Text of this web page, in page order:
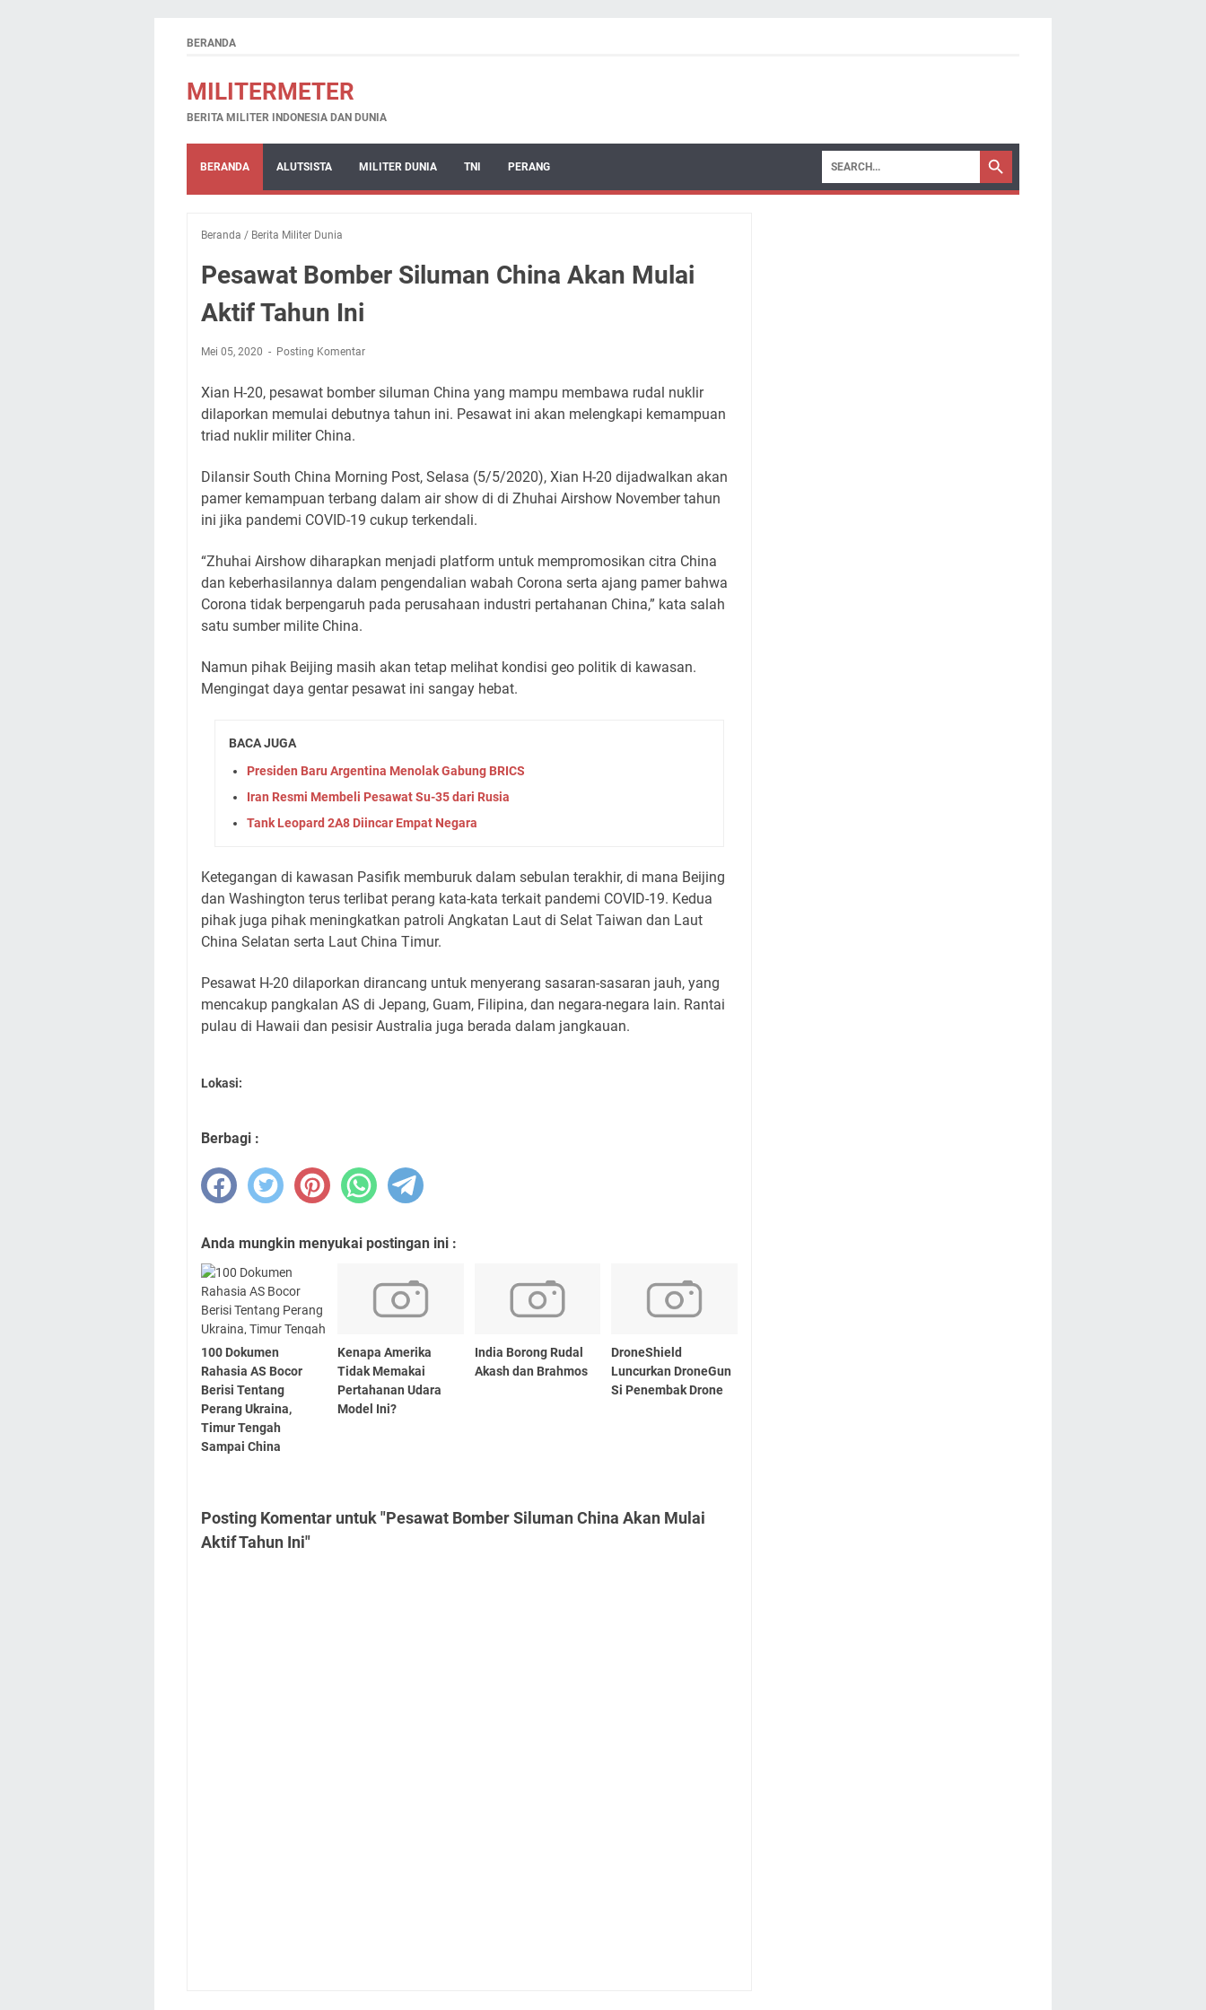
BERANDA
MILITERMETER
BERITA MILITER INDONESIA DAN DUNIA
BERANDA ALUTSISTA MILITER DUNIA TNI PERANG
Beranda / Berita Militer Dunia
Pesawat Bomber Siluman China Akan Mulai
Aktif Tahun Ini
Mei 05, 2020 Posting Komentar
Xian H-20, pesawat bomber siluman China yang mampu membawa rudal nuklir
dilaporkan memulai debutnya tahun ini. Pesawat ini akan melengkapi kemampuan
triad nuklir militer China.
Dilansir South China Morning Post, Selasa (5/5/2020), Xian H-20 dijadwalkan akan
pamer kemampuan terbang dalam air show di di Zhuhai Airshow November tahun
ini jika pandemi COVID-19 cukup terkendali.
“Zhuhai Airshow diharapkan menjadi platform untuk mempromosikan citra China
dan keberhasilannya dalam pengendalian wabah Corona serta ajang pamer bahwa
Corona tidak berpengaruh pada perusahaan industri pertahanan China,” kata salah
satu sumber milite China.
Namun pihak Beijing masih akan tetap melihat kondisi geo politik di kawasan.
Mengingat daya gentar pesawat ini sangay hebat.
BACA JUGA
Presiden Baru Argentina Menolak Gabung BRICS
Iran Resmi Membeli Pesawat Su-35 dari Rusia
Tank Leopard 2A8 Diincar Empat Negara
Ketegangan di kawasan Pasifik memburuk dalam sebulan terakhir, di mana Beijing
dan Washington terus terlibat perang kata-kata terkait pandemi COVID-19. Kedua
pihak juga pihak meningkatkan patroli Angkatan Laut di Selat Taiwan dan Laut
China Selatan serta Laut China Timur.
Pesawat H-20 dilaporkan dirancang untuk menyerang sasaran-sasaran jauh, yang
mencakup pangkalan AS di Jepang, Guam, Filipina, dan negara-negara lain. Rantai
pulau di Hawaii dan pesisir Australia juga berada dalam jangkauan.
Lokasi:
Berbagi :
Anda mungkin menyukai postingan ini :
100 Dokumen
Rahasia AS Bocor
Berisi Tentang
Perang Ukraina,
Timur Tengah
Sampai China
Kenapa Amerika
Tidak Memakai
Pertahanan Udara
Model Ini?
India Borong Rudal
Akash dan Brahmos
DroneShield
Luncurkan DroneGun
Si Penembak Drone
Posting Komentar untuk "Pesawat Bomber Siluman China Akan Mulai
Aktif Tahun Ini"